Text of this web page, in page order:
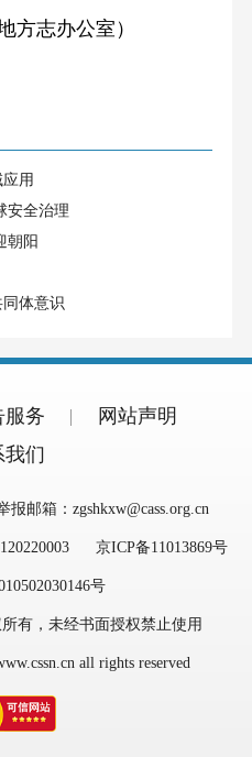
志办公室）
用
安全治理
朝阳
体意识
服务
网站声明
我们
报邮箱：zgshkxw@cass.org.cn
京ICP备11013869号
号
有，未经书面授权禁止使用
all rights reserved